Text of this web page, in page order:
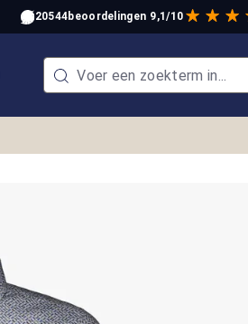
20544beoordelingen 9,1/10